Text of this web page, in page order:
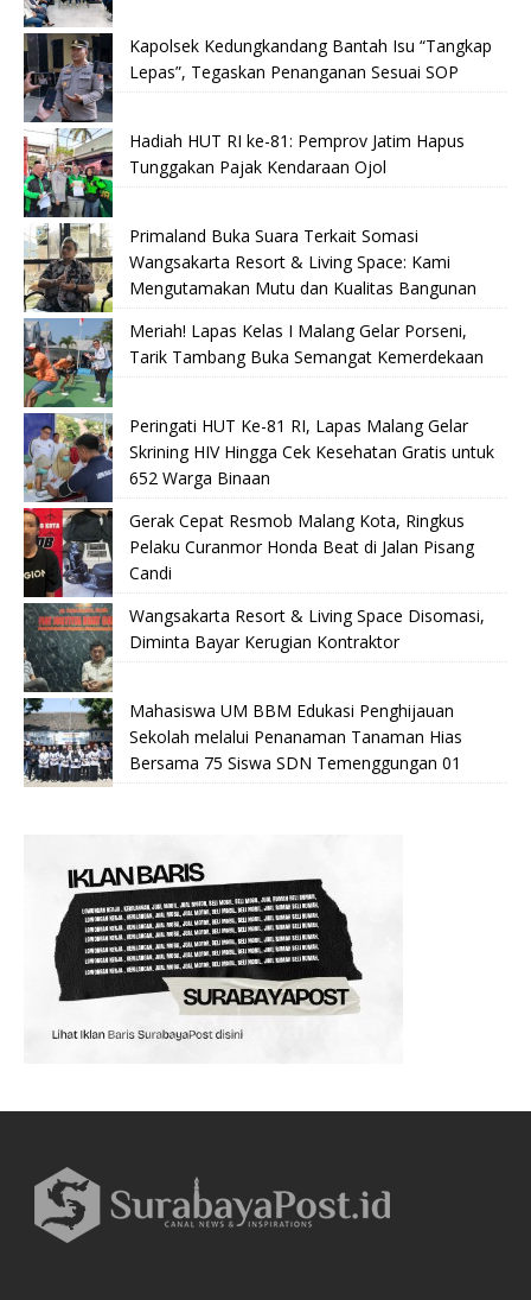
Kapolsek Kedungkandang Bantah Isu “Tangkap
Lepas”, Tegaskan Penanganan Sesuai SOP
Hadiah HUT RI ke-81: Pemprov Jatim Hapus
Tunggakan Pajak Kendaraan Ojol
Primaland Buka Suara Terkait Somasi
Wangsakarta Resort & Living Space: Kami
Mengutamakan Mutu dan Kualitas Bangunan
Meriah! Lapas Kelas I Malang Gelar Porseni,
Tarik Tambang Buka Semangat Kemerdekaan
Peringati HUT Ke-81 RI, Lapas Malang Gelar
Skrining HIV Hingga Cek Kesehatan Gratis untuk
652 Warga Binaan
Gerak Cepat Resmob Malang Kota, Ringkus
Pelaku Curanmor Honda Beat di Jalan Pisang
Candi
Wangsakarta Resort & Living Space Disomasi,
Diminta Bayar Kerugian Kontraktor
Mahasiswa UM BBM Edukasi Penghijauan
Sekolah melalui Penanaman Tanaman Hias
Bersama 75 Siswa SDN Temenggungan 01